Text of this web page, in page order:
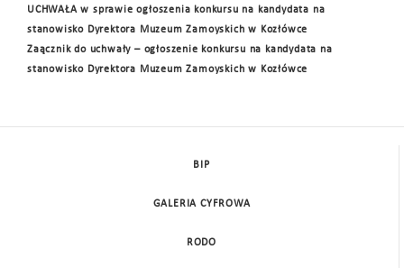
UCHWAŁA w sprawie ogłoszenia konkursu na kandydata na
stanowisko Dyrektora Muzeum Zamoyskich w Kozłówce
Zaącznik do uchwały – ogłoszenie konkursu na kandydata na
stanowisko Dyrektora Muzeum Zamoyskich w Kozłówce
BIP
GALERIA CYFROWA
RODO